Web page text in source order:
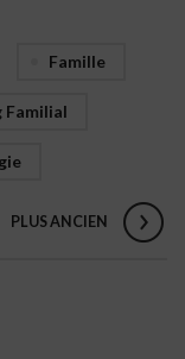
Famille
Familial
PLUS ANCIEN